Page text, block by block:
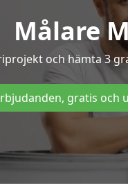
Målare
och hämta 3
gratis och